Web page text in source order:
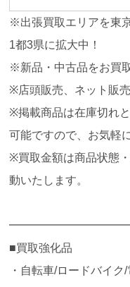
※出張買取エリアを東
1都3県に拡大中！
※新品・中古品をお買
※店頭販売、ネット販
※掲載商品は在庫切れ
可能ですので、お気軽
※買取金額は商品状態
動いたします。
■買取強化品
・自転車/ロードバイク